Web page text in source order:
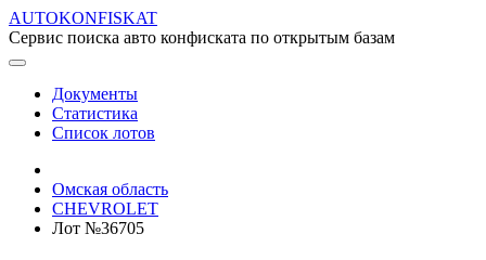
AUTOKONFISKAT
Сервис поиска авто конфиската по открытым базам
Документы
Статистика
Список лотов
Омская область
CHEVROLET
Лот №36705